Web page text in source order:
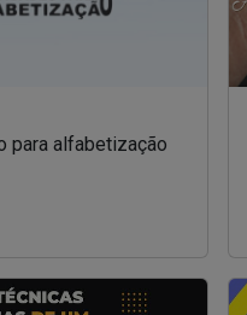
para alfabetização